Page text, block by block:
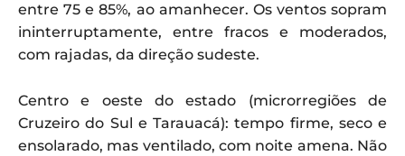
entre 75 e 85%, ao amanhecer. Os ventos sopram
ininterruptamente, entre fracos e moderados,
com rajadas, da direção sudeste.
Centro e oeste do estado (microrregiões de
Cruzeiro do Sul e Tarauacá): tempo firme, seco e
ensolarado, mas ventilado, com noite amena. Não